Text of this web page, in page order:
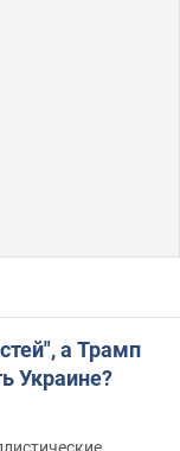
а Трамп
Украине?